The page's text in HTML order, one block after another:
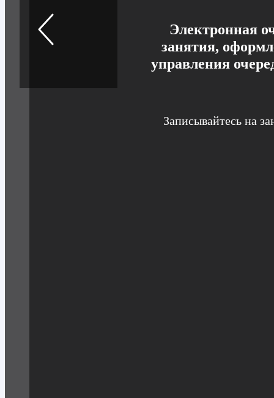
Электронная
занятия,
управления
Записывайтесь на